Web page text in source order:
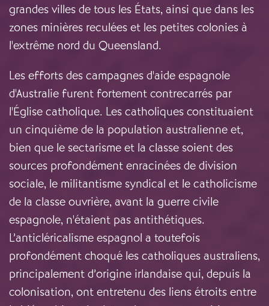
grandes villes de tous les États, ainsi que dans les
zones minières reculées et les petites colonies à
l'extrême nord du Queensland.
Les efforts des campagnes d'aide espagnole
d'Australie furent fortement contrecarrés par
l'Église catholique. Les catholiques constituaient
un cinquième de la population australienne et,
bien que le sectarisme et la classe soient des
sources profondément enracinées de division
sociale, le militantisme syndical et le catholicisme
de la classe ouvrière, avant la guerre civile
espagnole, n'étaient pas antithétiques.
L’anticléricalisme espagnol a toutefois
profondément choqué les catholiques australiens,
principalement d’origine irlandaise qui, depuis la
colonisation, ont entretenu des liens étroits entre